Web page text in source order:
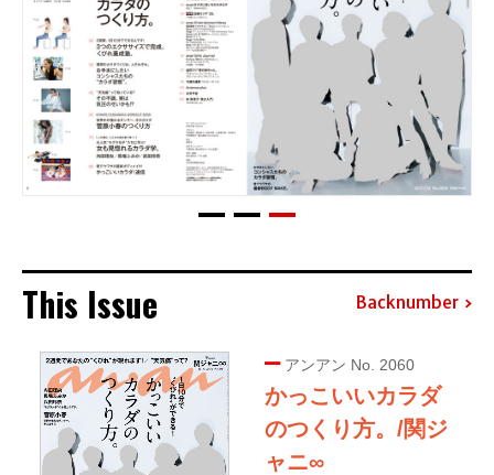
This Issue Backnumber
アンアン No. 2060
かっこいいカラダ
のつくり方。/関ジ
ャニ∞